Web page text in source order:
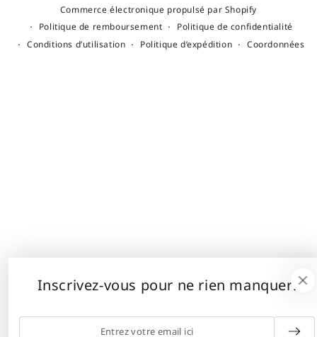
Commerce électronique propulsé par Shopify
Politique de remboursement
Politique de confidentialité
Conditions d’utilisation
Politique d’expédition Coordonnées
Inscrivez-vous pour ne rien manquer!